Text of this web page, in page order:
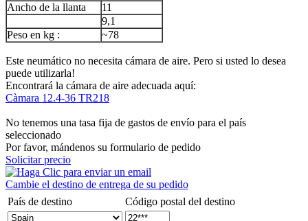
Ancho de la llanta
11
9,1
Peso en kg :
~78
Este neumático no necesita cámara de aire. Pero si usted lo desea
puede utilizarla!
Encontrará la cámara de aire adecuada aquí:
Càmara 12.4-36 TR218
No tenemos una tasa fija de gastos de envío para el país
seleccionado
Por favor, mándenos su formulario de pedido
Solicitar precio
Cambie el destino de entrega de su pedido
País de destino
Código postal del destino